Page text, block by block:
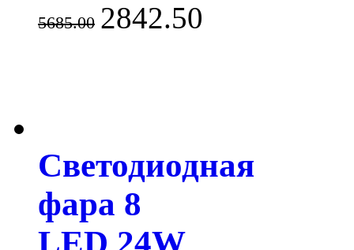
5685.00 2842.50
Светодиодная
фара 8